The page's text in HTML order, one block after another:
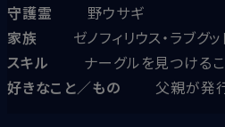
守護霊
野ウサギ
家族
ゼノフィリウス・ラブグ
スキル
ナーグルを見つける
好きなこと／もの
父親が発